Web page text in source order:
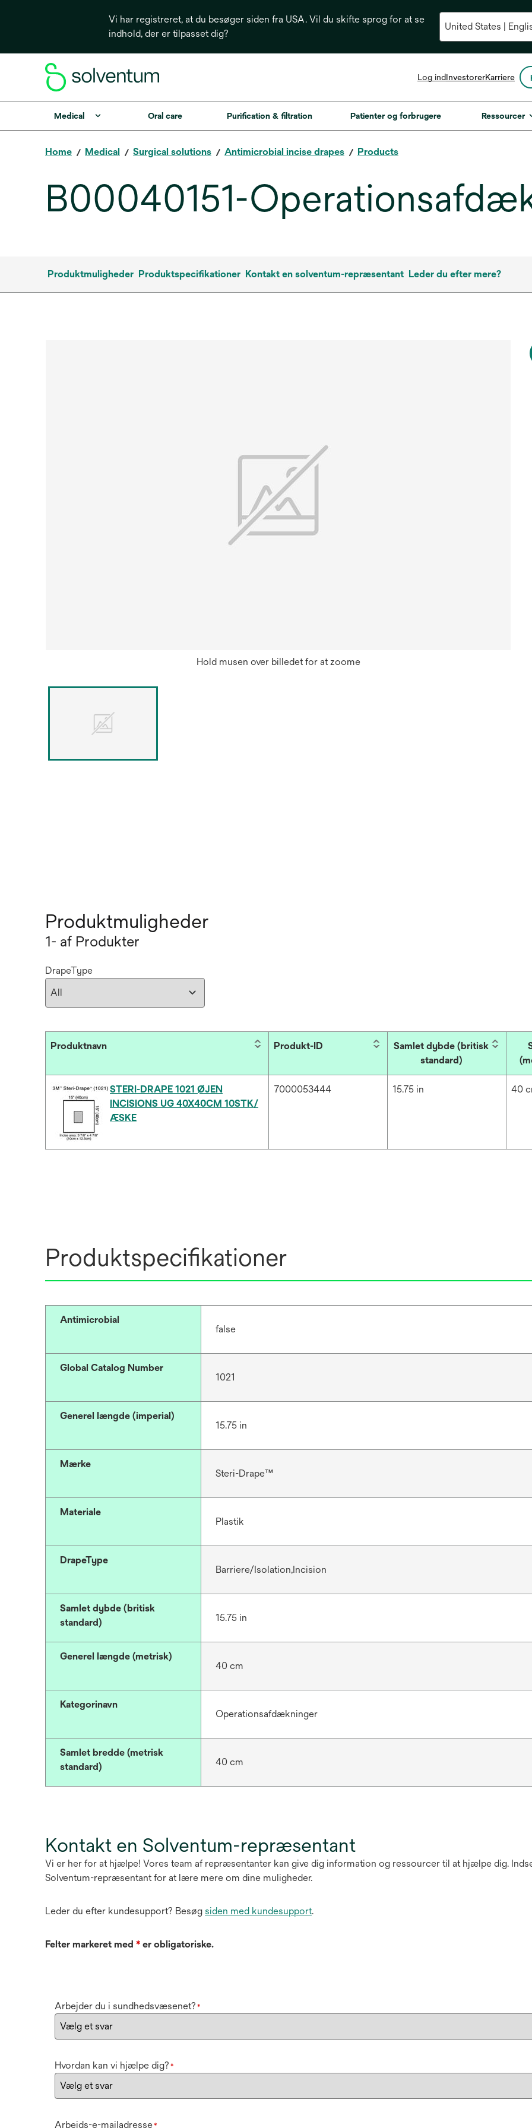
Vi har registreret, at du besøger siden fra USA. Vil du skifte sprog for at se
indhold, der er tilpasset dig?
Log indInvestoreropens
a
new
Karriere
Medical Oral care Purification & filtration Patienter og forbrugere Ressourcer
Home Medical Surgical solutions Antimicrobial incise drapes Products
B00040151-
Produktmuligheder Produktspecifikationer Kontakt en solventum-repræsentant Leder du efter mere?
Hold musen over billedet for at zoome
Produktmuligheder
1- af Produkter
DrapeType
Produktnavn Produkt-ID
Samlet dybde (britisk
standard)
STERI-DRAPE 1021 ØJEN
INCISIONS UG 40X40CM 10STK/
ÆSKE
7000053444 15.75 in 40
Produktspecifikationer
Antimicrobial
false
Global Catalog Number
1021
Generel længde (imperial)
15.75 in
Mærke
Steri-Drape™
Materiale
Plastik
DrapeType
Barriere/Isolation,Incision
Samlet dybde (britisk
standard)
15.75 in
Generel længde (metrisk)
40 cm
Kategorinavn
Operationsafdækninger
Samlet bredde (metrisk
standard)
40 cm
Kontakt en Solventum-repræsentant
Vi er her for at hjælpe! Vores team af repræsentanter kan give dig information og ressourcer til at hjælpe dig.
Solventum-repræsentant for at lære mere om dine muligheder.
Leder du efter kundesupport? Besøg siden med kundesupport.
Felter markeret med * er obligatoriske.
Arbejder du i sundhedsvæsenet? *
Hvordan kan vi hjælpe dig? *
Arbejds-e-mailadresse*